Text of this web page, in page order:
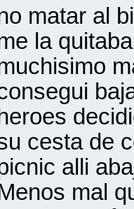
matar al
la
cesta de
alli
mal